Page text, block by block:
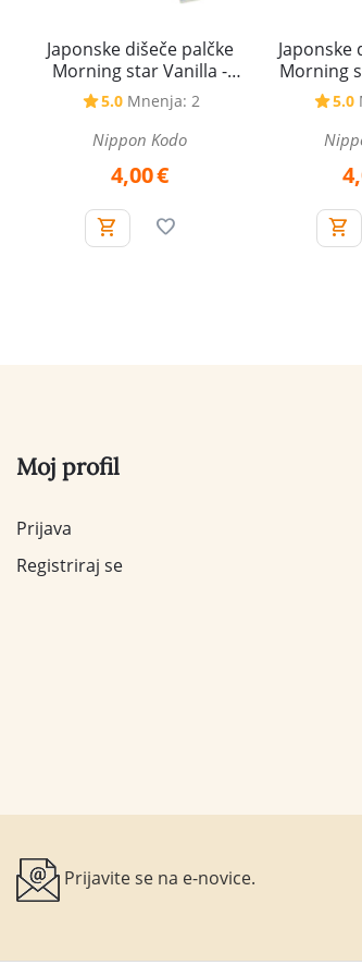
Japonske dišeče palčke
Morning star Vanilla -
Vanilija
5.0 Mnenja: 2
Nippon Kodo
4,00€
Japonske
Morning
5.0
Moj profil
Prijava
Registriraj se
Prijavite se na e-novice.